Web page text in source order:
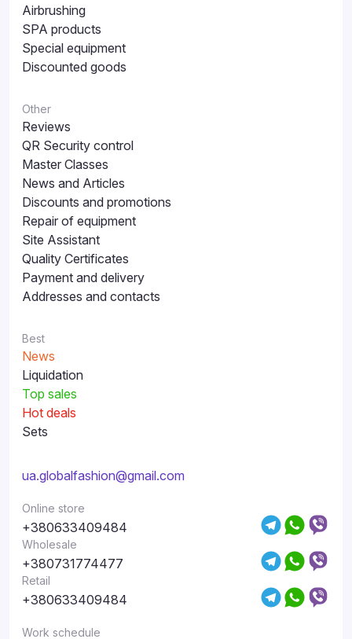
Airbrushing
SPA products
Special equipment
Discounted goods
Other
Reviews
QR Security control
Master Classes
News and Articles
Discounts and promotions
Repair of equipment
Site Assistant
Quality Certificates
Payment and delivery
Addresses and contacts
Best
News
Liquidation
Top sales
Hot deals
Sets
ua.globalfashion@gmail.com
Online store
+380633409484
Wholesale
+380731774477
Retail
+380633409484
Work schedule